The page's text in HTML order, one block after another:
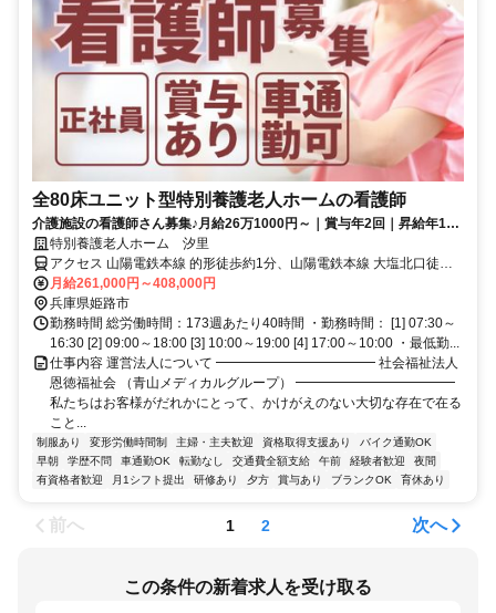
全80床ユニット型特別養護老人ホームの看護師
介護施設の看護師さん募集♪月給26万1000円～｜賞与年2回｜昇給年1回
｜駅チカで通勤便利！車通勤可
特別養護老人ホーム 汐里
アクセス 山陽電鉄本線 的形徒歩約1分、山陽電鉄本線 大塩北口徒歩
約19分、山陽電鉄本線 八家徒歩約28分 【勤務地最寄駅】山陽電鉄本
線「的形」駅より徒歩5分
月給261,000円～408,000円
兵庫県姫路市
勤務時間 総労働時間：173週あたり40時間 ・勤務時間： [1] 07:30～
16:30 [2] 09:00～18:00 [3] 10:00～19:00 [4] 17:00～10:00 ・最低勤...
仕事内容 運営法人について ━━━━━━━━━━━━ 社会福祉法人
恩徳福祉会 （青山メディカルグループ） ━━━━━━━━━━━━
私たちはお客様がだれかにとって、かけがえのない大切な存在で在る
こと...
制服あり 変形労働時間制 主婦・主夫歓迎 資格取得支援あり
バイク通勤OK
早朝
学歴不問 車通勤OK 転勤なし 交通費全額支給 午前 経験者歓迎
夜間
有資格者歓迎
月1シフト提出 研修あり 夕方 賞与あり ブランクOK 育休あり
前へ 1 2 次へ
この条件の新着求人を受け取る